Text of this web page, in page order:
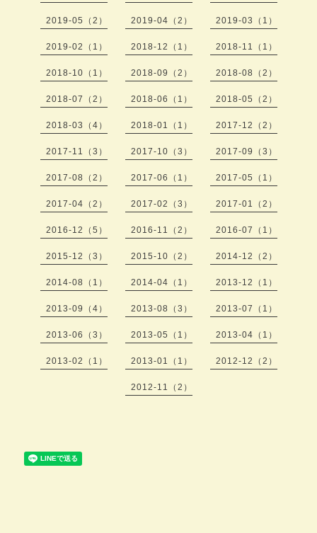
2019-05（2） 2019-04（2） 2019-03（1）
2019-02（1） 2018-12（1） 2018-11（1）
2018-10（1） 2018-09（2） 2018-08（2）
2018-07（2） 2018-06（1） 2018-05（2）
2018-03（4） 2018-01（1） 2017-12（2）
2017-11（3） 2017-10（3） 2017-09（3）
2017-08（2） 2017-06（1） 2017-05（1）
2017-04（2） 2017-02（3） 2017-01（2）
2016-12（5） 2016-11（2） 2016-07（1）
2015-12（3） 2015-10（2） 2014-12（2）
2014-08（1） 2014-04（1） 2013-12（1）
2013-09（4） 2013-08（3） 2013-07（1）
2013-06（3） 2013-05（1） 2013-04（1）
2013-02（1） 2013-01（1） 2012-12（2）
2012-11（2）